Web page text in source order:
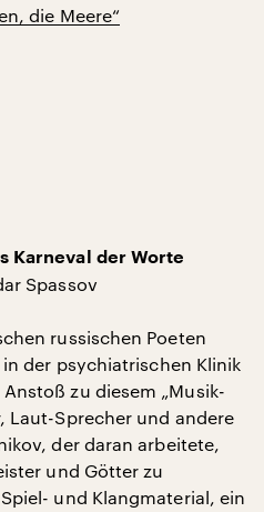
die Meere“
Karneval der Worte
Spassov
russischen Poeten
in der psychiatrischen Klinik
zu diesem „Musik-
Laut-Sprecher und andere
der daran arbeitete,
und Götter zu
und Klangmaterial, ein